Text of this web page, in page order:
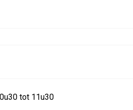
tot 11u30